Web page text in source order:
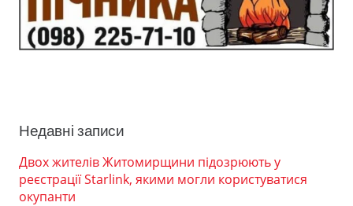
Недавні записи
Двох жителів Житомирщини підозрюють у
реєстрації Starlink, якими могли користуватися
окупанти